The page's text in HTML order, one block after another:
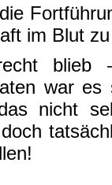
im Blut
blieb
war es
nicht